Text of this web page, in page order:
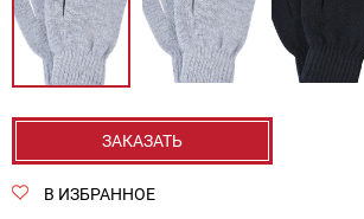
ЗАКАЗАТЬ
В ИЗБРАННОЕ